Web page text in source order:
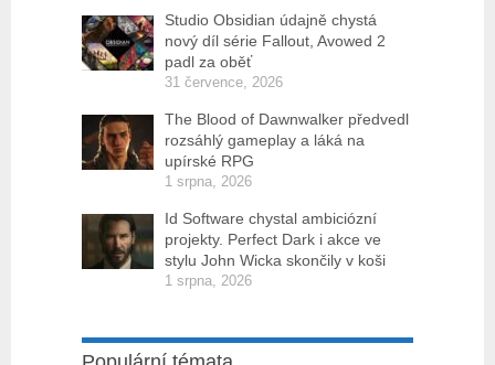
Studio Obsidian údajně chystá
nový díl série Fallout, Avowed 2
padl za oběť
31 července, 2026
The Blood of Dawnwalker předvedl
rozsáhlý gameplay a láká na
upírské RPG
1 srpna, 2026
Id Software chystal ambiciózní
projekty. Perfect Dark i akce ve
stylu John Wicka skončily v koši
1 srpna, 2026